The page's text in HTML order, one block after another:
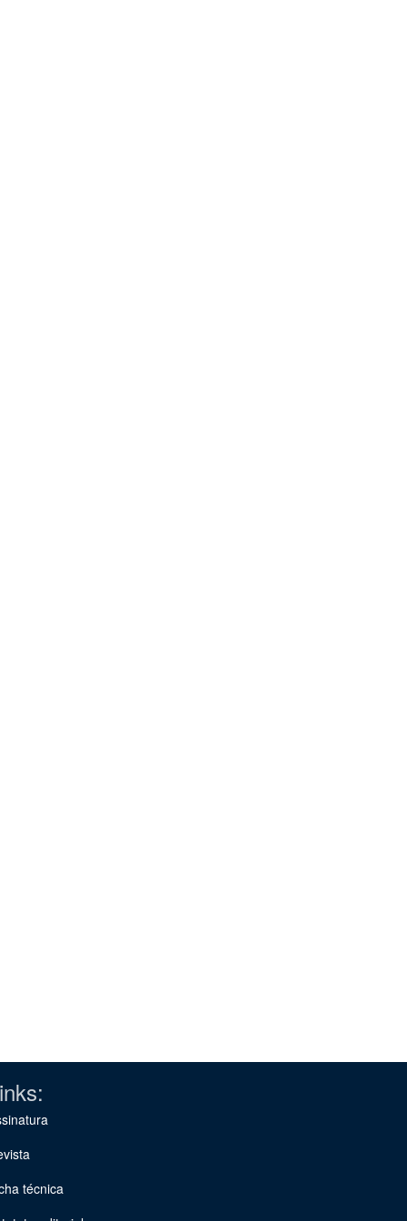
técnica